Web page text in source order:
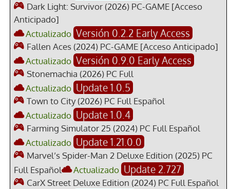
Dark Light: Survivor (2026) PC-GAME [Acceso
Anticipado]
Actualizado Versión 0.2.2 Early Access
Fallen Aces (2024) PC-GAME [Acceso Anticipado]
Actualizado Versión 0.9.0 Early Access
Stonemachia (2026) PC Full
Actualizado Update 1.0.5
Town to City (2026) PC Full Español
Actualizado Update 1.0.4
Farming Simulator 25 (2024) PC Full Español
Actualizado Update 1.21.0.0
Marvel’s Spider-Man 2 Deluxe Edition (2025) PC
Full Español
Actualizado Update 2.727
CarX Street Deluxe Edition (2024) PC Full Español